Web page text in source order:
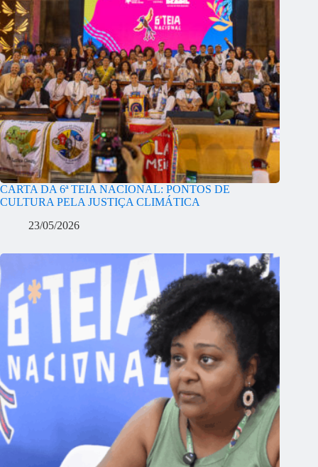
CARTA DA 6ª TEIA NACIONAL: PONTOS DE
CULTURA PELA JUSTIÇA CLIMÁTICA
23/05/2026